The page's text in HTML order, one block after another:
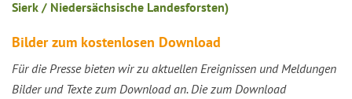
Sierk / Niedersächsische Landesforsten)
Bilder zum kostenlosen Download
Für die Presse bieten wir zu aktuellen Ereignissen und Meldungen
Bilder und Texte zum Download an. Die zum Download